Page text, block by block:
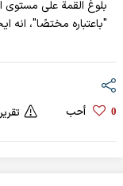
بلوغ القمة على مستوى
"باعتباره مختصًا"، انه
0 أحب